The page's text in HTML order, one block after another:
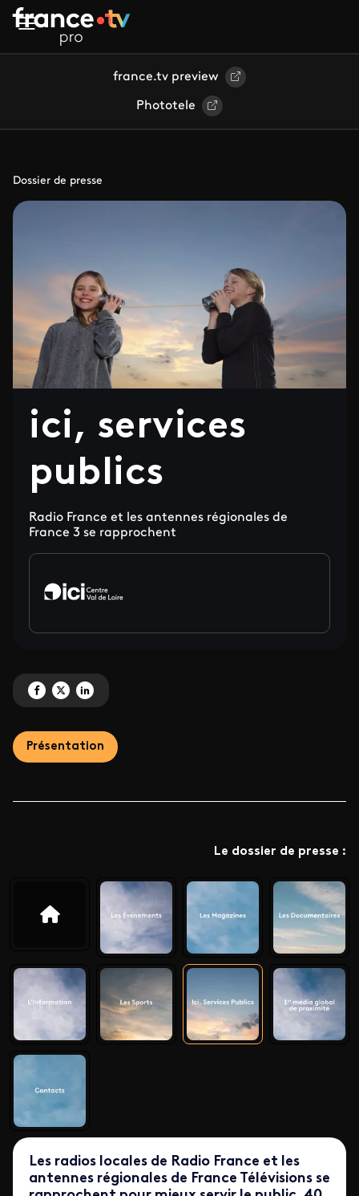
Aller au contenu principal
france.tv preview
Phototele
Dossier de presse
ici, services
publics
Radio France et les antennes régionales de
France 3 se rapprochent
Partagez 'ici, services publics' sur Facebook
Partagez 'ici, services publics' sur X
Partagez 'ici, services publics' sur LinkedIn
Présentation
Le dossier de presse :
Les radios locales de Radio France et les
antennes régionales de France Télévisions se